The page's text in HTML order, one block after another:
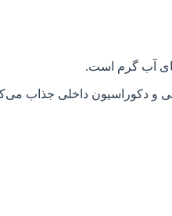
آب گرم است.
و دکوراسیون داخلی جذاب